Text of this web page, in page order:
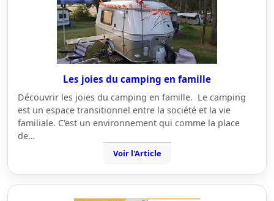
Les joies du camping en famille
Découvrir les joies du camping en famille. Le camping
est un espace transitionnel entre la société et la vie
familiale. C'est un environnement qui comme la place
de…
Voir l'Article